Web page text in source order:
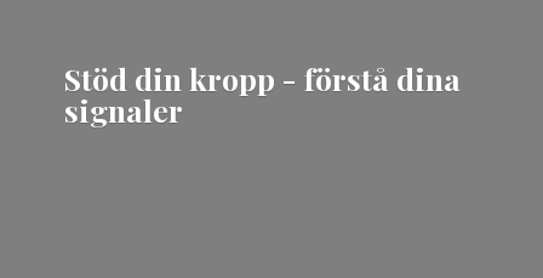
Stöd din kropp - förstå dina
signaler